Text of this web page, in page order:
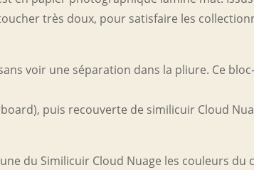
très doux, pour satisfaire les
voir une séparation dans la pliure. Ce
puis recouverte de similicuir Cloud
du Similicuir Cloud Nuage les couleurs du